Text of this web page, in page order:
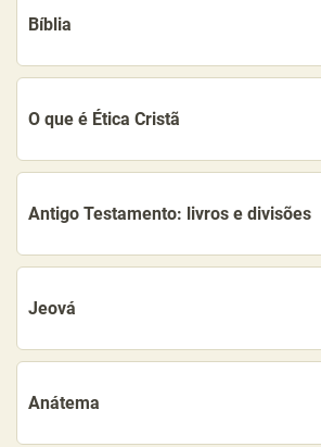
Bíblia
O que é Ética Cristã
Antigo Testamento: livros e divisões
Jeová
Anátema